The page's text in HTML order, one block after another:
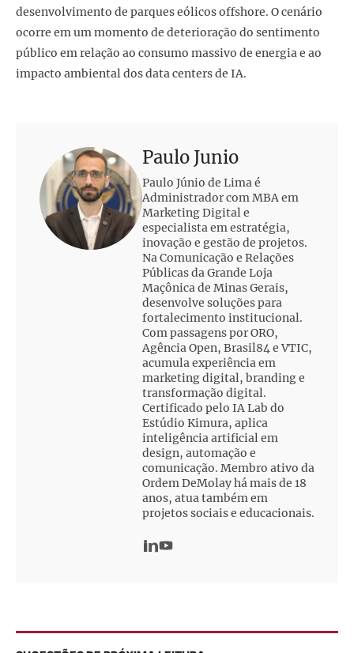
desenvolvimento de parques eólicos offshore. O cenário
ocorre em um momento de deterioração do sentimento
público em relação ao consumo massivo de energia e ao
impacto ambiental dos data centers de IA.
Paulo Junio
Paulo Júnio de Lima é
Administrador com MBA em
Marketing Digital e
especialista em estratégia,
inovação e gestão de projetos.
Na Comunicação e Relações
Públicas da Grande Loja
Maçônica de Minas Gerais,
desenvolve soluções para
fortalecimento institucional.
Com passagens por ORO,
Agência Open, Brasil84 e VTIC,
acumula experiência em
marketing digital, branding e
transformação digital.
Certificado pelo IA Lab do
Estúdio Kimura, aplica
inteligência artificial em
design, automação e
comunicação. Membro ativo da
Ordem DeMolay há mais de 18
anos, atua também em
projetos sociais e educacionais.